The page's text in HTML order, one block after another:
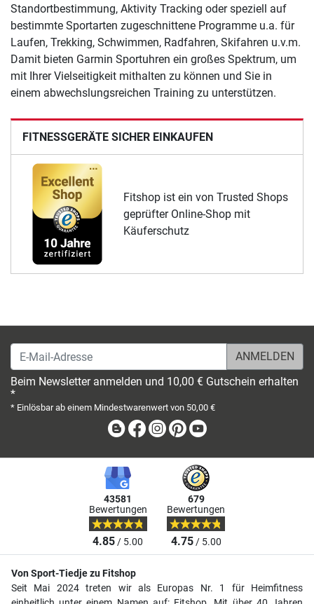
FITNESSGERÄTE SICHER EINKAUFEN
Fitshop ist ein von Trusted Shops
geprüfter Online-Shop mit
Käuferschutz
Standortbestimmung, Aktivity Tracking oder speziell auf
bestimmte Sportarten zugeschnittene Programme u.a. für
Laufen, Trekking, Schwimmen, Radfahren, Skifahren u.v.m.
Damit bieten Garmin Sportuhren ein großes Spektrum, um
mit Ihrer Vielseitigkeit mithalten zu können und Sie in
einem abwechslungsreichen Training zu unterstützen.
E-Mail-Adresse
Beim Newsletter anmelden und 10,00 € Gutschein erhalten
*
* Einlösbar ab einem Mindestwarenwert von 50,00 €
BlogFacebook
Instagram
Pinterest
43581
Bewertungen
4.85/ 5.00
679
Bewertungen
4.75/ 5.00
Von Sport-Tiedje zu Fitshop
Seit Mai 2024 treten wir als Europas Nr. 1 für Heimfitness